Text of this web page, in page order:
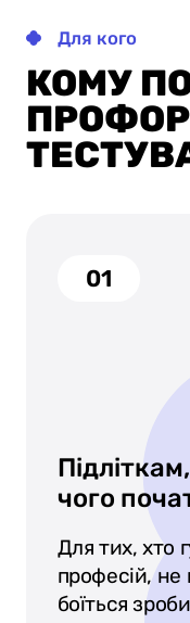
Для кого
КОМУ
01
чого
Для тих, хто
професій,
боїться